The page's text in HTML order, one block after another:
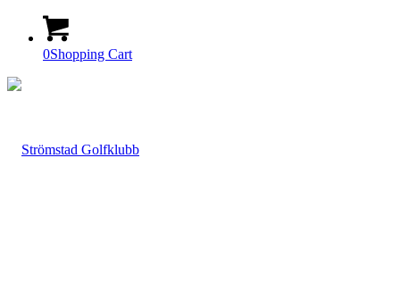
0Shopping Cart